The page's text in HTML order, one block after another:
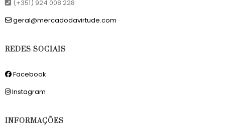
(+351) 924 008 228
geral@mercadodavirtude.com
REDES SOCIAIS
Facebook
Instagram
INFORMAÇÕES